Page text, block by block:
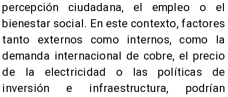
percepción ciudadana, el empleo o el
bienestar social. En este contexto, factores
tanto externos como internos, como la
demanda internacional de cobre, el precio
de la electricidad o las políticas de
inversión e infraestructura, podrían